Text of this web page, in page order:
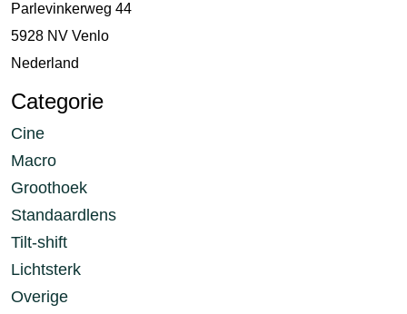
Parlevinkerweg 44
5928 NV Venlo
Nederland
Categorie
Cine
Macro
Groothoek
Standaardlens
Tilt-shift
Lichtsterk
Overige